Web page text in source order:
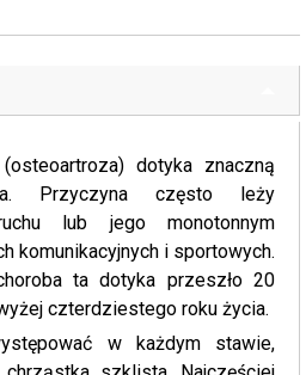
dotyka znaczną
Przyczyna często leży
lub jego monotonnym
komunikacyjnych i sportowych.
ta dotyka przeszło 20
czterdziestego roku życia.
w każdym stawie,